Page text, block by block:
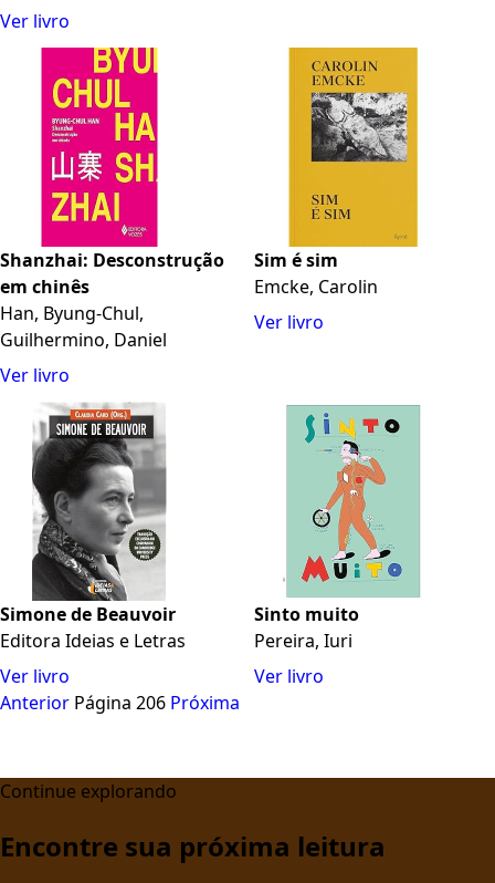
Ver livro
Shanzhai: Desconstrução
em chinês
Han, Byung-Chul,
Guilhermino, Daniel
Ver livro
Sim é sim
Emcke, Carolin
Ver livro
Simone de Beauvoir
Editora Ideias e Letras
Ver livro
Sinto muito
Pereira, Iuri
Ver livro
Anterior Página 206 Próxima
Continue explorando
Encontre sua próxima leitura